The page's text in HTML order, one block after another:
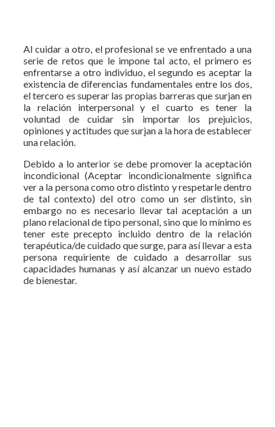
Al cuidar a otro, el profesional se ve enfrentado a una
serie de retos que le impone tal acto, el primero es
enfrentarse a otro individuo, el segundo es aceptar la
existencia de diferencias fundamentales entre los dos,
el tercero es superar las propias barreras que surjan en
la relación interpersonal y el cuarto es tener la
voluntad de cuidar sin importar los prejuicios,
opiniones y actitudes que surjan a la hora de establecer
una relación.
Debido a lo anterior se debe promover la aceptación
incondicional (Aceptar incondicionalmente significa
ver a la persona como otro distinto y respetarle dentro
de tal contexto) del otro como un ser distinto, sin
embargo no es necesario llevar tal aceptación a un
plano relacional de tipo personal, sino que lo mínimo es
tener este precepto incluido dentro de la relación
terapéutica/de cuidado que surge, para así llevar a esta
persona requiriente de cuidado a desarrollar sus
capacidades humanas y así alcanzar un nuevo estado
de bienestar.